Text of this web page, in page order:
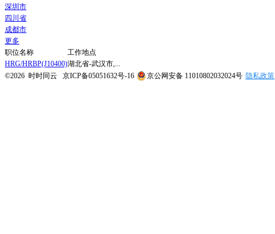
深圳市
四川省
成都市
更多
职位名称
工作地点
HRG/HRBP(J10400)湖北省-武汉市,...
©2026 时时同云 京ICP备05051632号-16 京公网安备 11010802032024号 隐私政策